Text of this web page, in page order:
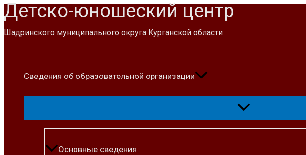
Перейти
содержимому
Детско-юношеский центр
Шадринского муниципального округа Курганской области
Сведения об образовательной организации
Основные сведения